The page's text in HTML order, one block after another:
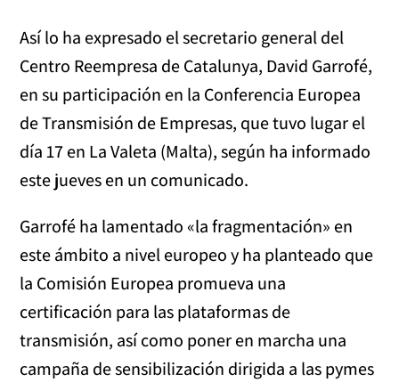
Así lo ha expresado el secretario general del
Centro Reempresa de Catalunya, David Garrofé,
en su participación en la Conferencia Europea
de Transmisión de Empresas, que tuvo lugar el
día 17 en La Valeta (Malta), según ha informado
este jueves en un comunicado.
Garrofé ha lamentado «la fragmentación» en
este ámbito a nivel europeo y ha planteado que
la Comisión Europea promueva una
certificación para las plataformas de
transmisión, así como poner en marcha una
campaña de sensibilización dirigida a las pymes